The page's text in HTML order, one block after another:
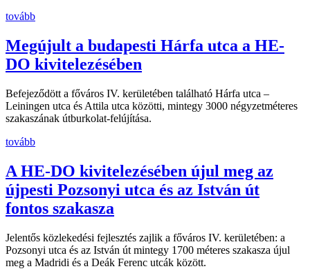
tovább
Megújult a budapesti Hárfa utca a HE-
DO kivitelezésében
Befejeződött a főváros IV. kerületében található Hárfa utca –
Leiningen utca és Attila utca közötti, mintegy 3000 négyzetméteres
szakaszának útburkolat-felújítása.
tovább
A HE-DO kivitelezésében újul meg az
újpesti Pozsonyi utca és az István út
fontos szakasza
Jelentős közlekedési fejlesztés zajlik a főváros IV. kerületében: a
Pozsonyi utca és az István út mintegy 1700 méteres szakasza újul
meg a Madridi és a Deák Ferenc utcák között.